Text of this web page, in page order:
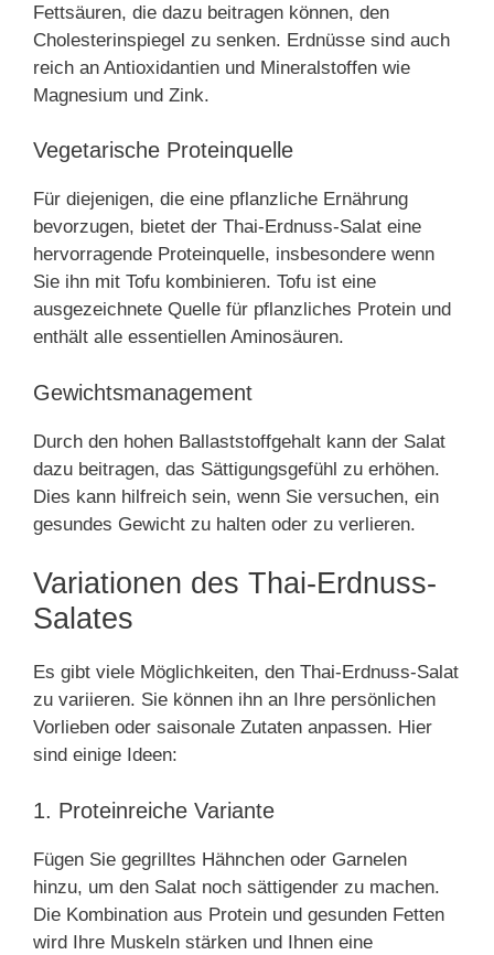
Fettsäuren, die dazu beitragen können, den
Cholesterinspiegel zu senken. Erdnüsse sind auch
reich an Antioxidantien und Mineralstoffen wie
Magnesium und Zink.
Vegetarische Proteinquelle
Für diejenigen, die eine pflanzliche Ernährung
bevorzugen, bietet der Thai-Erdnuss-Salat eine
hervorragende Proteinquelle, insbesondere wenn
Sie ihn mit Tofu kombinieren. Tofu ist eine
ausgezeichnete Quelle für pflanzliches Protein und
enthält alle essentiellen Aminosäuren.
Gewichtsmanagement
Durch den hohen Ballaststoffgehalt kann der Salat
dazu beitragen, das Sättigungsgefühl zu erhöhen.
Dies kann hilfreich sein, wenn Sie versuchen, ein
gesundes Gewicht zu halten oder zu verlieren.
Variationen des Thai-Erdnuss-
Salates
Es gibt viele Möglichkeiten, den Thai-Erdnuss-Salat
zu variieren. Sie können ihn an Ihre persönlichen
Vorlieben oder saisonale Zutaten anpassen. Hier
sind einige Ideen:
1. Proteinreiche Variante
Fügen Sie gegrilltes Hähnchen oder Garnelen
hinzu, um den Salat noch sättigender zu machen.
Die Kombination aus Protein und gesunden Fetten
wird Ihre Muskeln stärken und Ihnen eine